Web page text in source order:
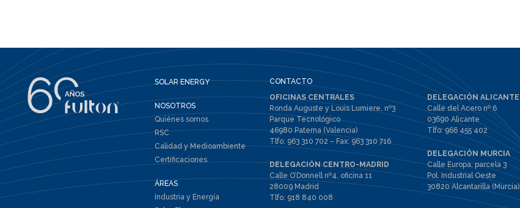
SOLAR ENERGY
NOSOTROS
Quiénes somos
RSC
Calidad y Medioambiente
Certificaciones
ÁREAS
Industria y Energía
CONTACTO
OFICINAS CENTRALES
Ronda Auguste y Louis Lumiere, nº3
Parque Tecnológico
46980 Paterna (Valencia)
Tlfo: 963 310 702 – Fax: 963 310 716
DELEGACIÓN CENTRO-MADRID
Calle O’Donnell nº4, oficina 11
28009 Madrid
Tlfo: 918 840 008
DELEGACIÓN ALICANTE
Calle del Acero nº 6
03690 Alicante
Tlfo:966 455 402
DELEGACIÓN MURCIA
Calle Europa, parcela 3
Pol. Industrial Oeste
30820 Alcantarilla (Murcia)